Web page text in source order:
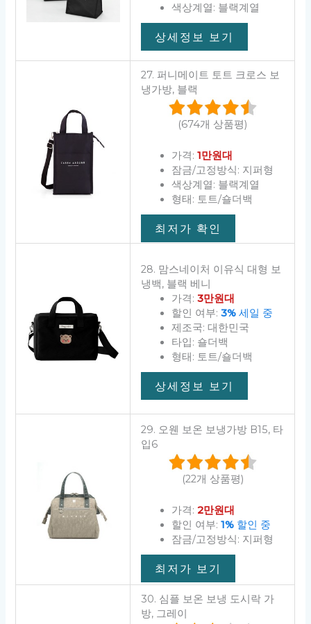
색상계열: 블랙계열
상세정보 보기
27. 퍼니메이트 토트 크로스 보
냉가방, 블랙
(674개 상품평)
가격: 1만원대
잠금/고정방식: 지퍼형
색상계열: 블랙계열
형태: 토트/숄더백
최저가 확인
28. 맘스네이처 이유식 대형 보
냉백, 블랙 베니
가격: 3만원대
할인 여부: 3%세일 중
제조국: 대한민국
타입: 숄더백
형태: 토트/숄더백
상세정보 보기
29. 오웬 보온 보냉가방 B15, 타
입6
(22개 상품평)
가격: 2만원대
할인 여부: 1%할인 중
잠금/고정방식: 지퍼형
최저가 보기
30. 심플 보온 보냉 도시락 가
방, 그레이